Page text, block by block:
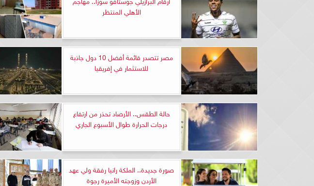
الأهلي المنتظر
مصر تتصدر قائمة أفضل 10 دول جاذبة
للاستثمار في إفريقيا
حالة الطقس.. الأرصاد تحذر من ارتفاع
درجات الحرارة طوال الأسبوع الجاري
صورة جديدة.. الملكة رانيا رفقة ولي عهد
الأردن وزوجته الأميرة رجوة